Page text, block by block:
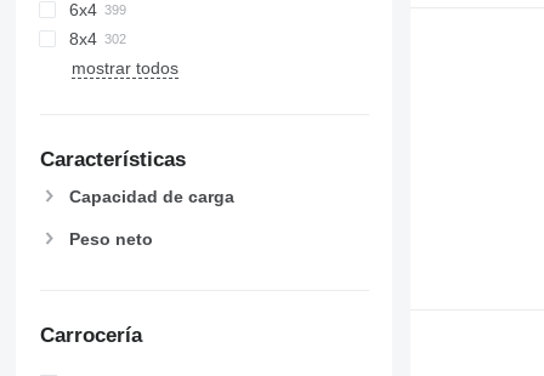
6x4
8x4
mostrar todos
Características
Capacidad de carga
Peso neto
Carrocería